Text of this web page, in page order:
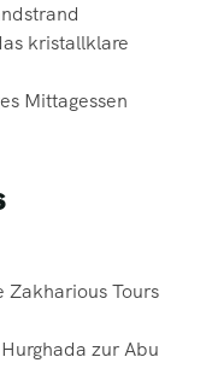
kristallklare
Mittagessen
Tours
zur Abu